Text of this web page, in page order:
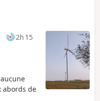
par tous temps.
2h 15
abords de